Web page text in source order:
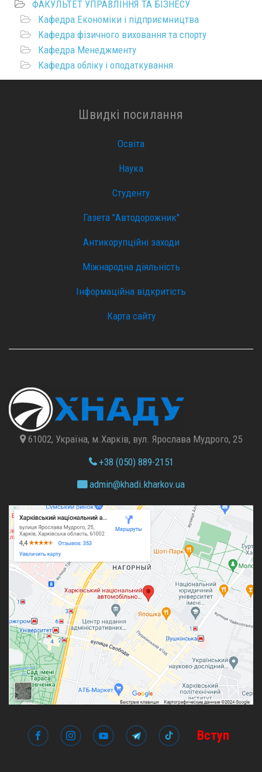
ФАКУЛЬТЕТ УПРАВЛІННЯ ТА БІЗНЕСУ
Кафедра Економіки і підприємництва
Кафедра фізичного виховання та спорту
Кафедра Менеджменту
Кафедра обліку і оподаткування
Швидкі посилання
Освіта
Наука
Студенту
Газета "Автодорожник"
Антикорупційні заходи
Міжнародна діяльність
Інформаційна відкритість
Карта сайту
61002, Україна, м.Харків, вул. Ярослава Мудрого, 25
+38 (050) 889-2151
admin@khadi.kharkov.ua
Вступ